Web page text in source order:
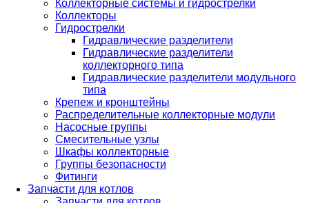
Коллекторные системы и гидрострелки
Коллекторы
Гидрострелки
Гидравлические разделители
Гидравлические разделители
коллекторного типа
Гидравлические разделители модульного
типа
Крепеж и кронштейны
Распределительные коллекторные модули
Насосные группы
Смесительные узлы
Шкафы коллекторные
Группы безопасности
Фитинги
Запчасти для котлов